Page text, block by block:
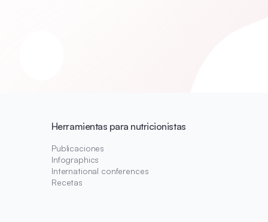
Herramientas para nutricionistas
Publicaciones
Infographics
International conferences
Recetas